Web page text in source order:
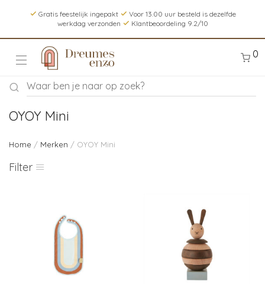
Gratis feestelijk ingepakt
Voor 13.00 uur besteld is dezelfde
werkdag verzonden
Klantbeoordeling 9.2/10
0
OYOY Mini
Home / Merken / OYOY Mini
Filter